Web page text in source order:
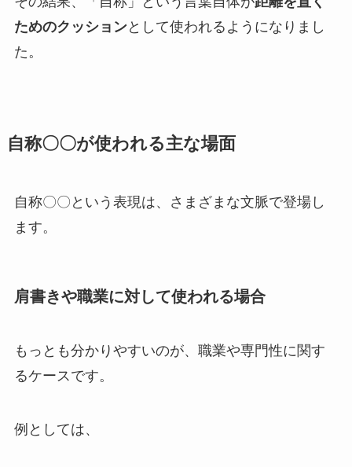
ためのクッションとして使われるようになりまし
た。
自称〇〇が使われる主な場面
自称〇〇という表現は、さまざまな文脈で登場し
ます。
肩書きや職業に対して使われる場合
もっとも分かりやすいのが、職業や専門性に関す
るケースです。
例としては、